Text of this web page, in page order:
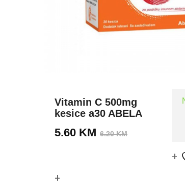
Vitamin C 500mg
kesice a30 ABELA
6.20KMIzvorna
5.60 KM
Trenutna